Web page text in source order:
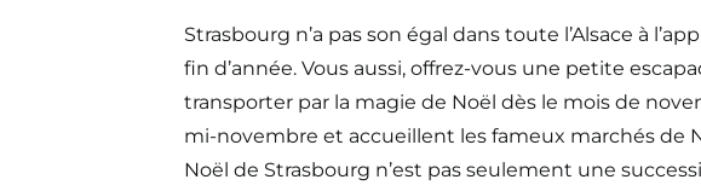
Strasbourg n’a pas son égal dans toute l’Alsace à
fin d’année. Vous aussi, offrez-vous une petite
transporter par la magie de Noël dès le mois de
mi-novembre et accueillent les fameux marchés de
Noël de Strasbourg n’est pas seulement une